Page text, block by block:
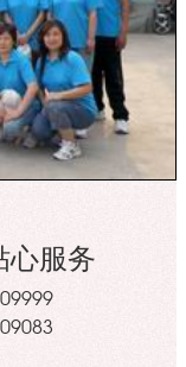
心服务